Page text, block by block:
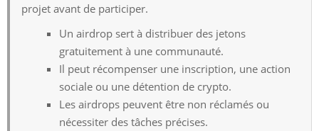
projet avant de participer.
Un airdrop sert à distribuer des jetons
gratuitement à une communauté.
Il peut récompenser une inscription, une action
sociale ou une détention de crypto.
Les airdrops peuvent être non réclamés ou
nécessiter des tâches précises.